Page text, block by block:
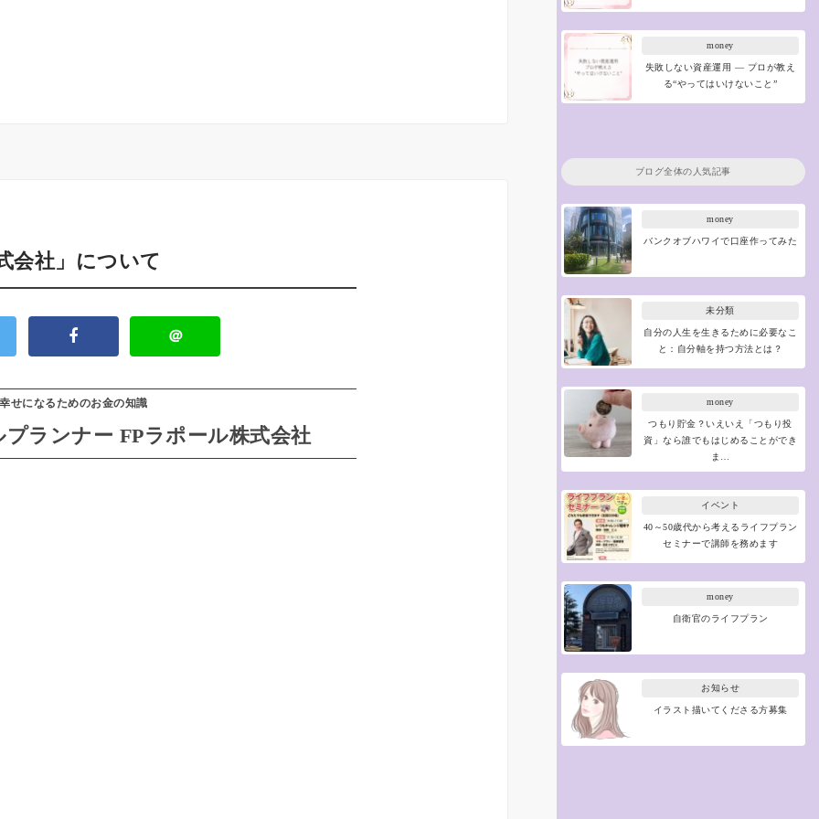
会社」について
＠
幸せになるためのお金の知識
ランナー FPラポール株式会社
money
失敗しない資産運用 ― プロが教え
る“やってはいけないこと”
ブログ全体の人気記事
money
バンクオブハワイで口座作ってみた
未分類
自分の人生を生きるために必要なこ
と：自分軸を持つ方法とは？
money
つもり貯金？いえいえ「つもり投
資」なら誰でもはじめることができ
ま…
イベント
40～50歳代から考えるライフプラン
セミナーで講師を務めます
money
自衛官のライフプラン
お知らせ
イラスト描いてくださる方募集